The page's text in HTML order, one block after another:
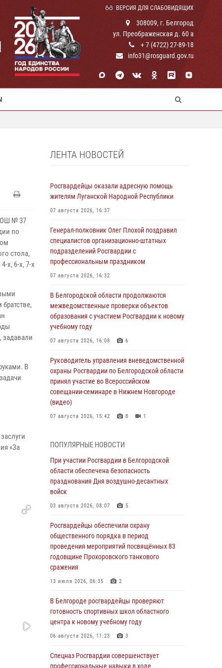
ВЕРСИЯ ДЛЯ СЛАБОВИДЯЩИХ
308009, г. Белгород
ул. Преображенская д. 60 а
+ 7 (4722) 27-89-18
info31@rosguard.gov.ru
№ 37
по
стола,
х, 6-х, 7-х
задавали
В
«За
ЛЕНТА НОВОСТЕЙ
Росгвардейцы оказали адресную помощь
жителям Луганской Народной Республики
07 августа 2026, 16:37
Генерал-полковник Олег Плохой поздравил
специалистов организационно-штатных
подразделений Росгвардии с
профессиональным праздником
07 августа 2026, 16:32
В Белгородской области продолжаются
межведомственные проверки объектов
образования с участием Росгвардии к новому
учебному году
07 августа 2026, 16:08 6
Руководитель управления вневедомственной
охраны Росгвардии по Белгородской области
принял участие во Всероссийском
совещании-семинаре в Нижнем Новгороде
(видео)
07 августа 2026, 15:42 8 1
пресекли условное проникновение в детский
лагерь «Солнышко»
07 августа 2026, 07:39 1
Белгородским радиослушателям рассказали
о роли физической культуры в жизни
07 августа 2026, 06:19
Подвиги героев‑росгвардейцев увековечили
в новой музейной экспозиции белгородского
музея‑диорамы «Курская битва.
Белгородское направление»
В Белгороде росгвардейцы проверяют
готовность спортивных школ областного
центра к новому учебному году
Росгвардия обеспечила общественную
ПОПУЛЯРНЫЕ НОВОСТИ
При участии Росгвардии в Белгородской
области обеспечена безопасность
празднования Дня воздушно-десантных
войск
03 августа 2026, 08:07 5
Росгвардейцы обеспечили охрану
общественного порядка в период
проведения мероприятий посвящённых 83
годовщине Прохоровского танкового
сражения
13 июля 2026, 06:35 2
В Белгороде росгвардейцы проверяют
готовность спортивных школ областного
центра к новому учебному году
06 августа 2026, 11:23 3
Спецназ Росгвардии совершенствует
профессиональные навыки в ходе